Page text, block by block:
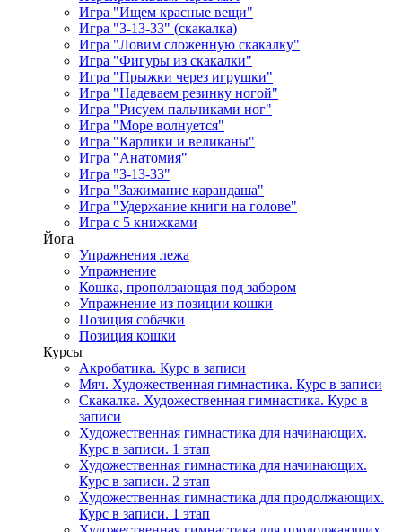
Игра "Ищем красные вещи"
Игра "3-13-33" (скакалка)
Игра "Ловим сложенную скакалку"
Игра "Фигуры из скакалки"
Игра "Прыжки через игрушки"
Игра "Надеваем резинку ногой"
Игра "Рисуем пальчиками ног"
Игра "Море волнуется"
Игра "Карлики и великаны"
Игра "Анатомия"
Игра "3-13-33"
Игра "Зажимание карандаша"
Игра "Удержание книги на голове"
Игра с 5 книжками
Йога
Упражнения лежа
Упражнение
Кошка, проползающая под забором
Упражнение из позиции кошки
Позиция собачки
Позиция кошки
Курсы
Акробатика. Курс в записи
Мяч. Художественная гимнастика. Курс в записи
Скакалка. Художественная гимнастика. Курс в
записи
Художественная гимнастика для начинающих.
Курс в записи. 1 этап
Художественная гимнастика для начинающих.
Курс в записи. 2 этап
Художественная гимнастика для продолжающих.
Курс в записи. 1 этап